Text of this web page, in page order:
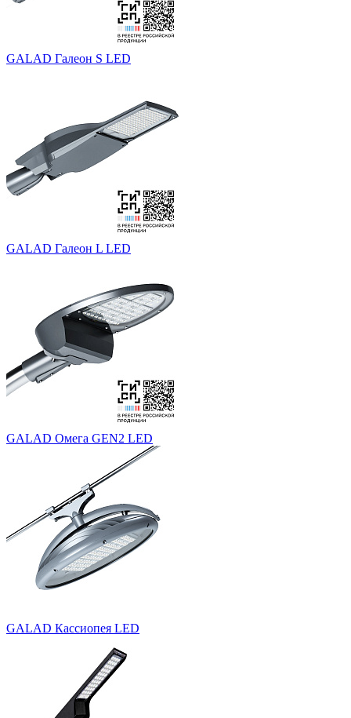
GALAD Галеон S LED
GALAD Галеон L LED
GALAD Омега GEN2 LED
GALAD Кассиопея LED